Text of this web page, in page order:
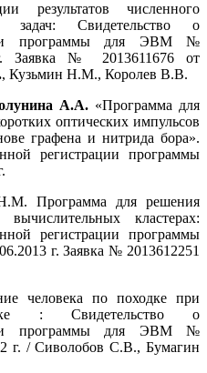
результатов численного
задач: Свидетельство о
программы для ЭВМ №
Заявка № 2013611676 от
, Кузьмин Н.М., Королев В.В.
А.А.«Программа для
оптических импульсов
графена и нитрида бора».
регистрации программы
Программа для решения
кластерах:
регистрации программы
г. Заявка № 2013612251
человека по походке при
: Свидетельство о
программы для ЭВМ №
г. / Сиволобов С.В., Бумагин